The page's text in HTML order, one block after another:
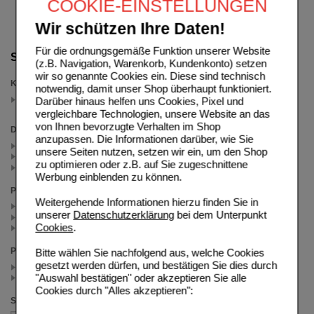
COOKIE-EINSTELLUNGEN
Wir schützen Ihre Daten!
Für die ordnungsgemäße Funktion unserer Website
(z.B. Navigation, Warenkorb, Kundenkonto) setzen
wir so genannte Cookies ein. Diese sind technisch
notwendig, damit unser Shop überhaupt funktioniert.
Darüber hinaus helfen uns Cookies, Pixel und
vergleichbare Technologien, unsere Website an das
von Ihnen bevorzugte Verhalten im Shop
anzupassen. Die Informationen darüber, wie Sie
unsere Seiten nutzen, setzen wir ein, um den Shop
zu optimieren oder z.B. auf Sie zugeschnittene
Werbung einblenden zu können.
Weitergehende Informationen hierzu finden Sie in
unserer Datenschutzerklärungbei dem Unterpunkt
Cookies.
Bitte wählen Sie nachfolgend aus, welche Cookies
gesetzt werden dürfen, und bestätigen Sie dies durch
"Auswahl bestätigen" oder akzeptieren Sie alle
Cookies durch "Alles akzeptieren":
Suche verfeinern
Kategorien
Kalium
(auswahl entfernen)
Darreichungsform
Elixier (1)
Pulver (3)
Salz (1)
Packungsgröße
300 g (3)
500 ml (1)
500 g (1)
Preis
< 25.00 (4)
>= 25.00 (1)
Sortieren nach